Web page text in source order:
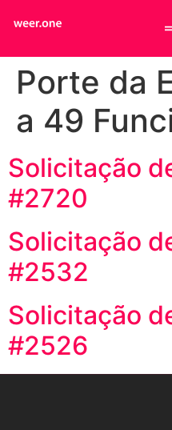
Porte da
a 49
Solicitação
#2720
Solicitação
#2532
Solicitação
#2526